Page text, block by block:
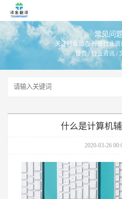
常见问
关注行业动态 分享行业
首页/行业资讯 /
什么是计算机辅
2020-03-26